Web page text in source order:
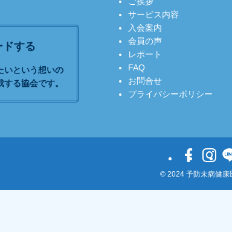
する
いという想いの
る協会です。
サービス内容
入会案内
会員の声
レポート
FAQ
お問合せ
プライバシーポリシー
©2024 予防未病健康